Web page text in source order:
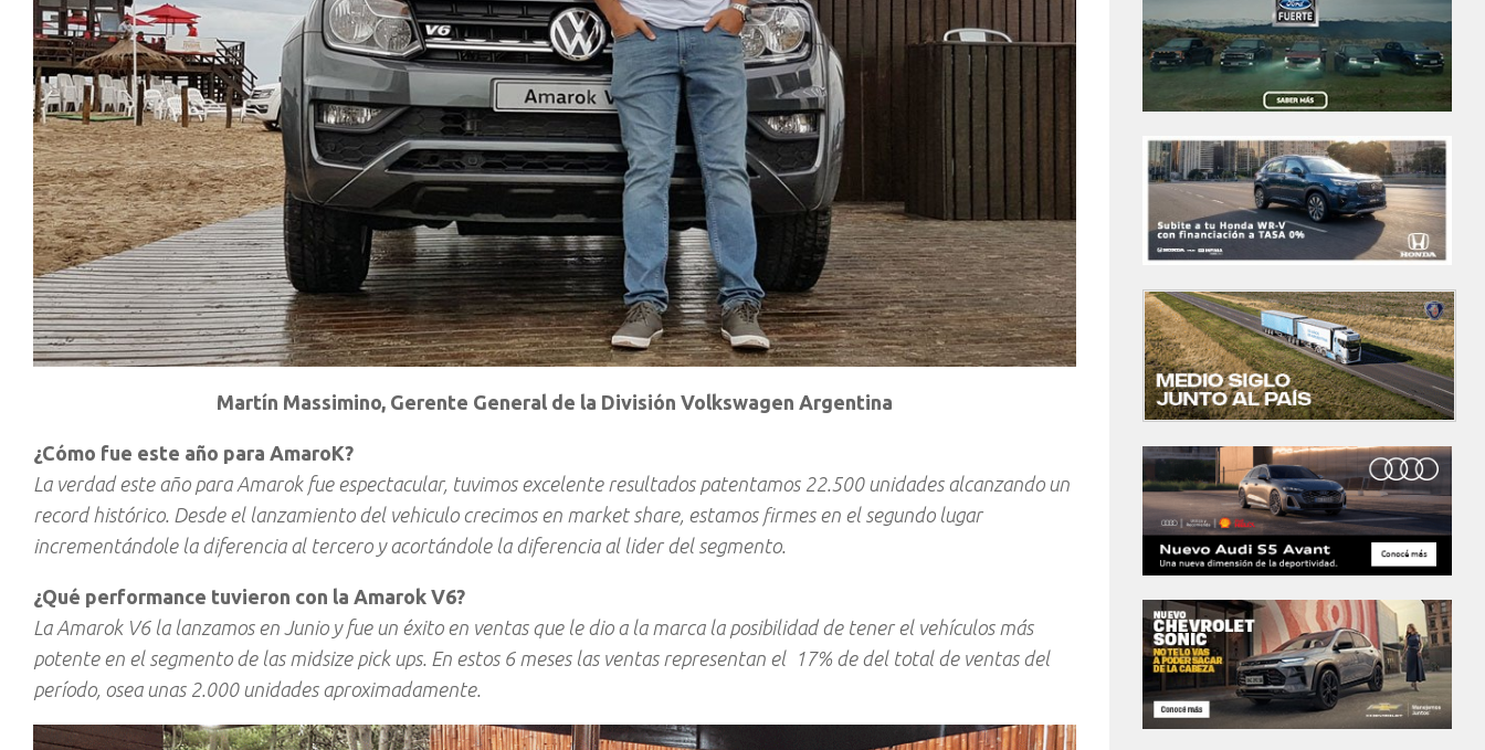
Martín Massimino, Gerente General de la División Volkswagen Argentina
¿Cómo fue este año para AmaroK?
La verdad este año para Amarok fue espectacular, tuvimos excelente resultados patentamos 22.500 unidades alcanzando un
record histórico. Desde el lanzamiento del vehiculo crecimos en market share, estamos firmes en el segundo lugar
incrementándole la diferencia al tercero y acortándole la diferencia al lider del segmento.
¿Qué performance tuvieron con la Amarok V6?
La Amarok V6 la lanzamos en Junio y fue un éxito en ventas que le dio a la marca la posibilidad de tener el vehículos más
potente en el segmento de las midsize pick ups. En estos 6 meses las ventas representan el 17% de del total de ventas del
período, osea unas 2.000 unidades aproximadamente.